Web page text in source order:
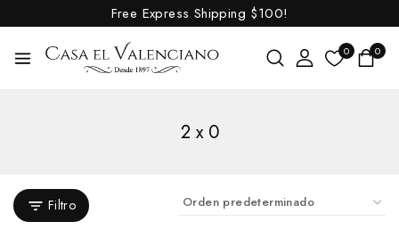
Free Express Shipping $100!
0 0
2 x 0
Filtro